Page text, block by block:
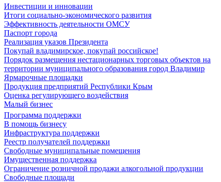
Инвестиции и инновации
Итоги социально-экономического развития
Эффективность деятельности ОМСУ
Паспорт города
Реализация указов Президента
Покупай владимирское, покупай российское!
Порядок размещения нестационарных торговых объектов на
территории муниципального образования город Владимир
Ярмарочные площадки
Продукция предприятий Республики Крым
Оценка регулирующего воздействия
Малый бизнес
Программа поддержки
В помощь бизнесу
Инфраструктура поддержки
Реестр получателей поддержки
Свободные муниципальные помещения
Имущественная поддержка
Ограничение розничной продажи алкогольной продукции
Свободные площади